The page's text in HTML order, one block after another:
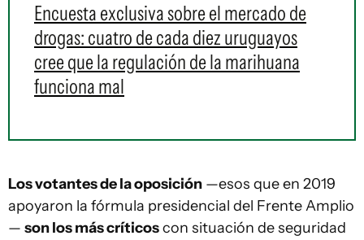
Encuesta exclusiva sobre el mercado de
drogas: cuatro de cada diez uruguayos
cree que la regulación de la marihuana
funciona mal
Los votantes de la oposición —esos que en 2019
apoyaron la fórmula presidencial del Frente Amplio
— son los más críticoscon situación de seguridad